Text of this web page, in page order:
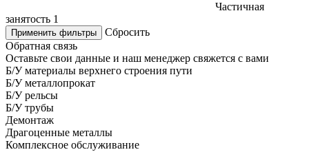
Частичная
занятость 1
Применить фильтры
Сбросить
Обратная связь
Оставьте свои данные и наш менеджер свяжется с вами
Б/У материалы верхнего строения пути
Б/У металлопрокат
Б/У рельсы
Б/У трубы
Демонтаж
Драгоценные металлы
Комплексное обслуживание